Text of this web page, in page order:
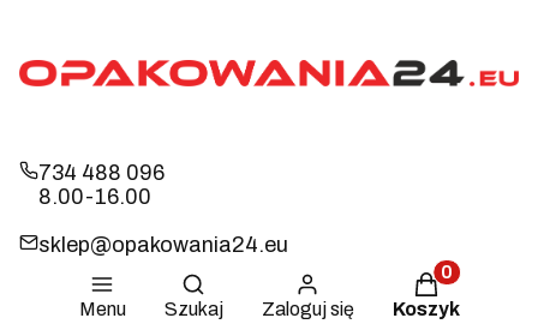
734 488 096
8.00-16.00
sklep@opakowania24.eu
Menu
Otwórz wyszukiwarkę
Szukaj Zaloguj się
Produkty w
Koszyk